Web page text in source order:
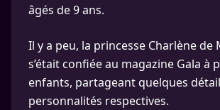
âgés de 9 ans.
Il y a peu, la princesse Charlène de
s’était confiée au magazine Gala à
enfants, partageant quelques
personnalités respectives.